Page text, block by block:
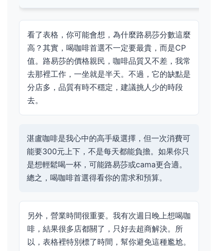
看了表格，你可能會想，為什麼路易莎分數這麼
高？其實，喝咖啡首選不一定要最貴，而是CP
值。路易莎的價格親民，咖啡品質又不差，我常
去那裡工作，一坐就是半天。不過，它的缺點是
分店多，品質有時不穩定，建議挑人少的時段
去。
湛盧咖啡是我心中的高手級選擇，但一次消費可
能要300元上下，不是每天都能負擔。如果你只
是想輕鬆喝一杯，可能路易莎或cama更合適。
總之，喝咖啡首選得看你的需求和預算。
另外，營業時間很重要。我有次週日晚上想喝咖
啡，結果很多店都關了，只好去超商解決。所
以，表格裡特別標了時間，幫你避免這種尷尬。